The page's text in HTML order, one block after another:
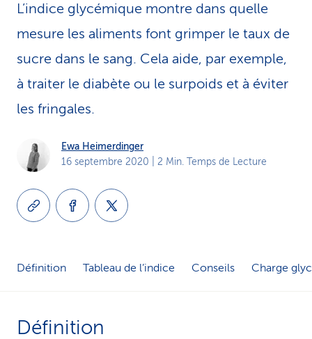
s
e
r
c
L’indice glycémique montre dans quelle
mesure les aliments font grimper le taux de
sucre dans le sang. Cela aide, par exemple,
à traiter le diabète ou le surpoids et à éviter
les fringales.
Ewa Heimerdinger
16 septembre 2020 | 2 Min. Temps de Lecture
Définition Tableau de l’indice Conseils Charge
Définition